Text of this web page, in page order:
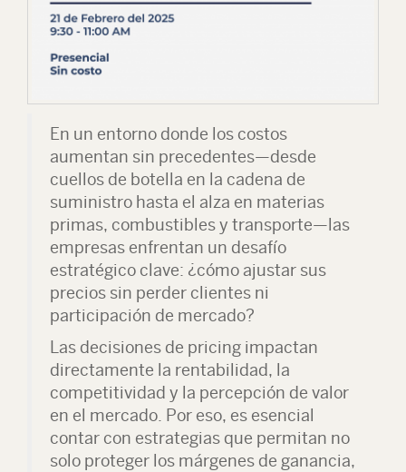
En un entorno donde los costos
aumentan sin precedentes—desde
cuellos de botella en la cadena de
suministro hasta el alza en materias
primas, combustibles y transporte—las
empresas enfrentan un desafío
estratégico clave: ¿cómo ajustar sus
precios sin perder clientes ni
participación de mercado?
Las decisiones de pricing impactan
directamente la rentabilidad, la
competitividad y la percepción de valor
en el mercado. Por eso, es esencial
contar con estrategias que permitan no
solo proteger los márgenes de ganancia,